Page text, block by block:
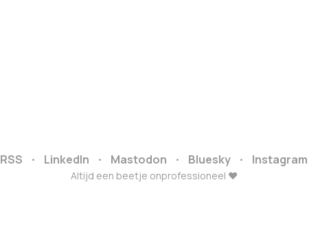
RSS LinkedIn Mastodon Bluesky Instagram
Altijd een beetje onprofessioneel ❤